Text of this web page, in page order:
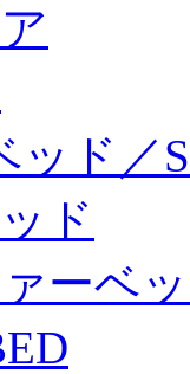
ッド／
ド
ーベ